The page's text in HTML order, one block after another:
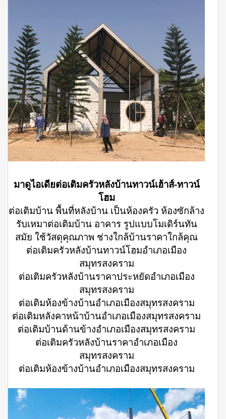
มาดูไอเดียต่อเติมครัวหลังบ้านทาวน์เฮ้าส์-ทาวน์
โฮม
ต่อเติมบ้าน พื้นที่หลังบ้าน เป็นห้องครัว ห้องซักล้าง
รับเหมาต่อเติมบ้าน อาคาร รูปแบบโมเดิร์นทัน
สมัย ใช้วัสดุคุณภาพ ช่างใกล้บ้านราคาใกล้คุณ
ต่อเติมครัวหลังบ้านทาวน์โฮมอำเภอเมือง
สมุทรสงคราม
ต่อเติมครัวหลังบ้านราคาประหยัดอำเภอเมือง
สมุทรสงคราม
ต่อเติมห้องข้างบ้านอำเภอเมืองสมุทรสงคราม
ต่อเติมหลังคาหน้าบ้านอำเภอเมืองสมุทรสงคราม
ต่อเติมบ้านด้านข้างอำเภอเมืองสมุทรสงคราม
ต่อเติมครัวหลังบ้านราคาอำเภอเมือง
สมุทรสงคราม
ต่อเติมห้องข้างบ้านอำเภอเมืองสมุทรสงคราม